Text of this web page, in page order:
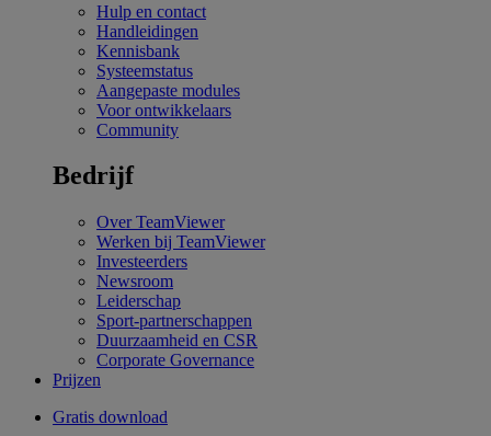
Hulp en contact
Handleidingen
Kennisbank
Systeemstatus
Aangepaste modules
Voor ontwikkelaars
Community
Bedrijf
Over TeamViewer
Werken bij TeamViewer
Investeerders
Newsroom
Leiderschap
Sport-partnerschappen
Duurzaamheid en CSR
Corporate Governance
Prijzen
Gratis download